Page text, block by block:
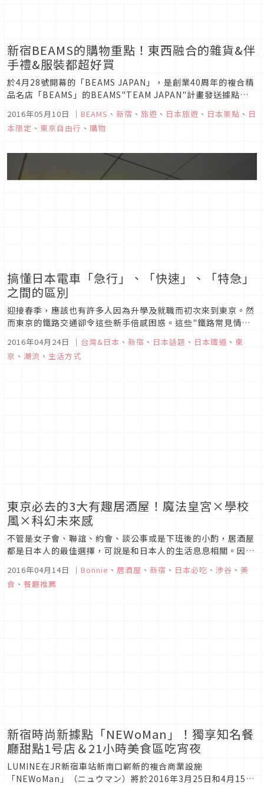
新宿BEAMS的購物重點！東西融合的雜貨&伴
手禮&服裝都超好買
於4月28號開幕的「BEAMS JAPAN」，是創業40周年的複合精
品名店「BEAMS」的BEAMS"TEAM JAPAN"計畫發送據點，
2016年05月10日 ｜ BEAMS 、 新宿 、 旅遊 、 日本旅遊 、 日本景點 、 日
本限定 、 東京自由行 、 購物
搞懂日本電車「急行」、「快速」、「特急」
之間的區別
迎接春季，應該也有許多人因為升學及就職而初次來到東京。然
而東京的鐵路交通卻令這些新手倍感困惑。這些"鐵路常見情
的行駛速度。特急或急行倒還說得過去，其他又分準急、特快、
通勤快速等，種類不計其數，哪個最快真讓人搞不懂。甚至也有
2016年04月24日 ｜ 台灣&日本 、 新宿 、 日本話題 、 日本鐵道 、 東
京 、 潮流 、 生活方式
東京必去的3大有趣居酒屋！魔法皇宮×學校
風×科幻未來感
不管是女子會、聯誼、約會、談公事或是下班後的小酌，居酒屋
都是日本人的最佳選擇，可說是和日本人的生活息息相關。因此
京的人氣特色居酒屋！
2016年04月14日 ｜ Bonnie 、 居酒屋 、 新宿 、 日本必吃 、 涉谷 、 美
食 、 餐廳推薦
新宿時尚新據點「NEWoMan」！獨享知名餐
廳甜點1号店＆21小時美食區吃宵夜
LUMINE在JR新宿車站新南口嶄新的複合商業設施
「NEWoMan」（ニュウマン）將於2016年3月25日和4月15日